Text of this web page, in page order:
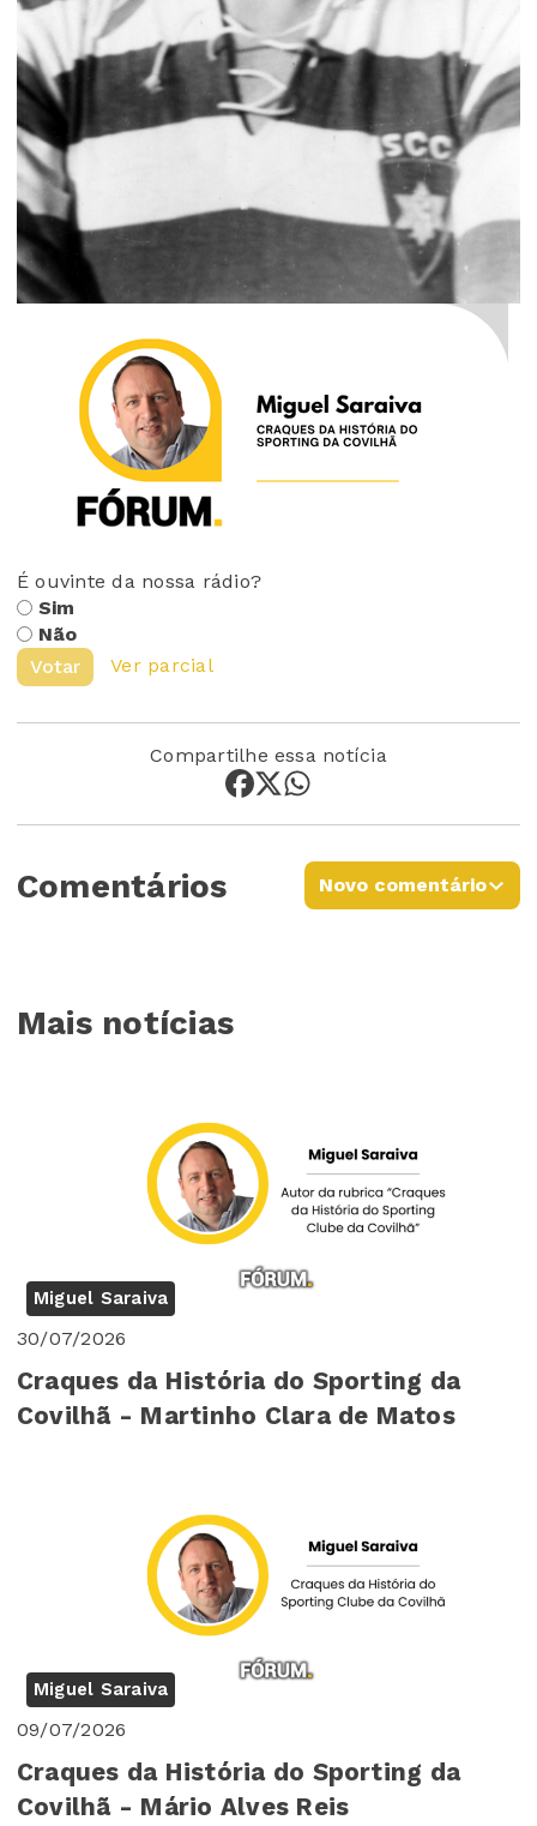
É ouvinte da nossa rádio?
Sim
Não
Votar
Ver parcial
Compartilhe essa notícia
Comentários Novo comentário
Mais notícias
Miguel Saraiva
30/07/2026
Craques da História do Sporting da
Covilhã - Martinho Clara de Matos
Miguel Saraiva
09/07/2026
Craques da História do Sporting da
Covilhã - Mário Alves Reis